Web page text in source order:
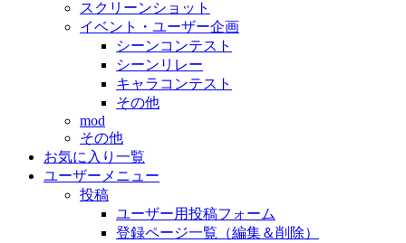
スクリーンショット
イベント・ユーザー企画
シーンコンテスト
シーンリレー
キャラコンテスト
その他
mod
その他
お気に入り一覧
ユーザーメニュー
投稿
ユーザー用投稿フォーム
登録ページ一覧（編集＆削除）